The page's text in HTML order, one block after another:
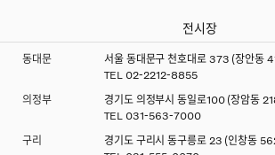
전시장
동대문
서울 동대문구 천호대로 373 (장안동
TEL 02-2212-8855
의정부
경기도 의정부시 동일로100 (장암동
TEL 031-563-7000
구리
경기도 구리시 동구릉로 23 (인창동